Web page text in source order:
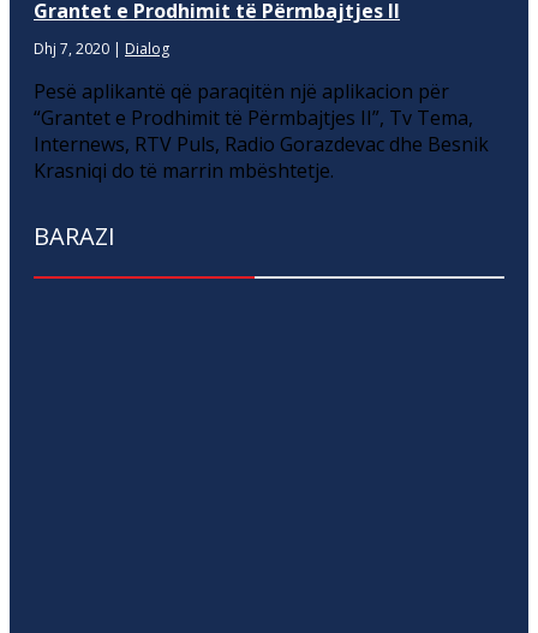
Grantet e Prodhimit të Përmbajtjes II
Dhj 7, 2020 | Dialog
Pesë aplikantë që paraqitën një aplikacion për
“Grantet e Prodhimit të Përmbajtjes II”, Tv Tema,
Internews, RTV Puls, Radio Gorazdevac dhe Besnik
Krasniqi do të marrin mbështetje.
BARAZI